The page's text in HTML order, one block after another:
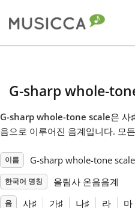
Български
Dansk
Deutsch
G-sharp whole-
G-sharp whole-tone scale은 사♯
음으로 이루어진 음계입니다. 모
이름 G-sharp whole-tone scale
한국어 명칭 올림사 온음음계
음 사♯ 가♯ 나♯ 라 마